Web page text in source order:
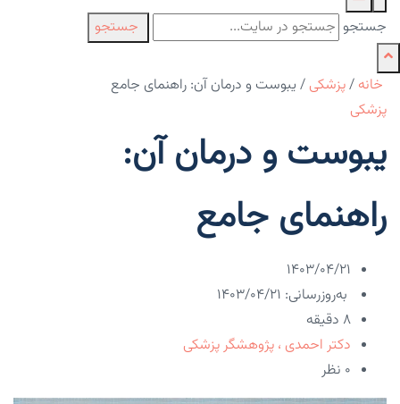
جستجو جستجو
خانه /پزشکی / یبوست و درمان آن: راهنمای جامع
پزشکی
یبوست و درمان آن:
راهنمای جامع
۱۴۰۳/۰۴/۲۱
به‌روزرسانی: ۱۴۰۳/۰۴/۲۱
8 دقیقه
دکتر احمدی ، پژوهشگر پزشکی
۰ نظر